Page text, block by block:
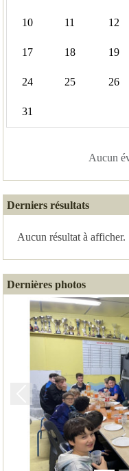
10 11 12
17 18 19
24 25 26
31
Aucun
Derniers résultats
Aucun résultat à afficher.
Dernières photos
Précedent